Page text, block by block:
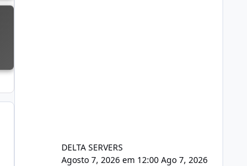
DELTA SERVERS
Agosto 7, 2026 em 12:00 Ago 7, 2026